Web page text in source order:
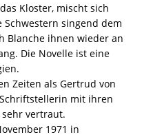
Kloster, mischt sich
singend dem
Blanche ihnen wieder an
Die Novelle ist eine
Zeiten als Gertrud von
mit ihren
vertraut.
1971 in